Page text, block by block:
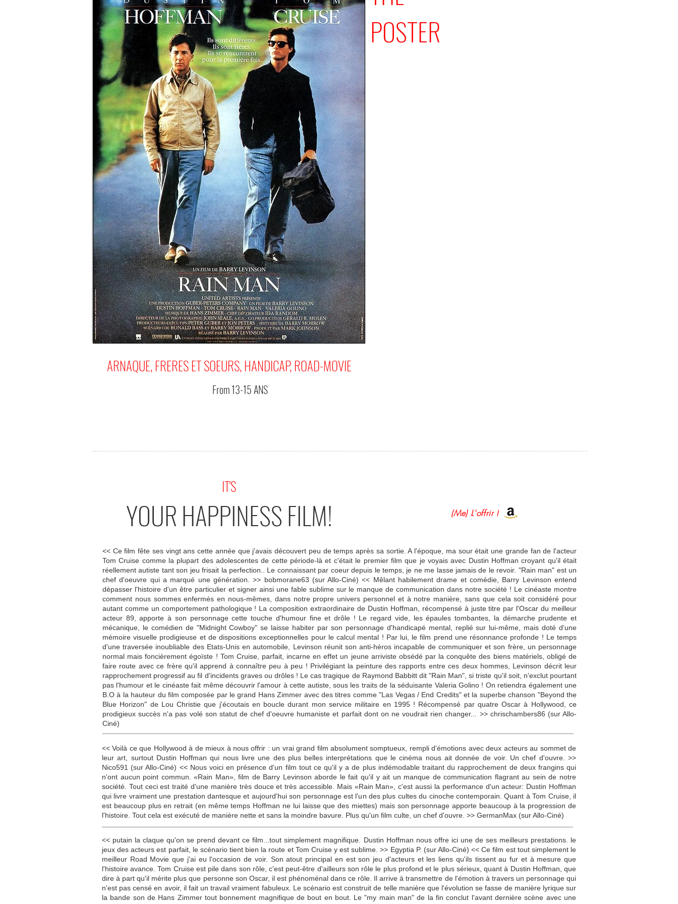
ARNAQUE, FRERES ET SOEURS, HANDICAP, ROAD-MOVIE
From13-15 ANS
POSTER
IT'S
YOUR HAPPINESS FILM! (Me) L'offrir !
<< Ce film fête ses vingt ans cette année que j'avais découvert peu de temps après sa sortie. A l'époque, ma sour était une grande fan de l'acteur
Tom Cruise comme la plupart des adolescentes de cette période-là et c'était le premier film que je voyais avec Dustin Hoffman croyant qu'il était
réellement autiste tant son jeu frisait la perfection.. Le connaissant par coeur depuis le temps, je ne me lasse jamais de le revoir. "Rain man" est un
chef d'oeuvre qui a marqué une génération. >> bobmorane63 (sur Allo-Ciné) << Mêlant habilement drame et comédie, Barry Levinson entend
dépasser l'histoire d'un être particulier et signer ainsi une fable sublime sur le manque de communication dans notre société ! Le cinéaste montre
comment nous sommes enfermés en nous-mêmes, dans notre propre univers personnel et à notre manière, sans que cela soit considéré pour
autant comme un comportement pathologique ! La composition extraordinaire de Dustin Hoffman, récompensé à juste titre par l'Oscar du meilleur
acteur 89, apporte à son personnage cette touche d'humour fine et drôle ! Le regard vide, les épaules tombantes, la démarche prudente et
mécanique, le comédien de "Midnight Cowboy" se laisse habiter par son personnage d'handicapé mental, replié sur lui-même, mais doté d'une
mémoire visuelle prodigieuse et de dispositions exceptionnelles pour le calcul mental ! Par lui, le film prend une résonnance profonde ! Le temps
d'une traversée inoubliable des Etats-Unis en automobile, Levinson réunit son anti-héros incapable de communiquer et son frère, un personnage
normal mais foncièrement égoïste ! Tom Cruise, parfait, incarne en effet un jeune arriviste obsédé par la conquête des biens matériels, obligé de
faire route avec ce frère qu'il apprend à connaître peu à peu ! Privilégiant la peinture des rapports entre ces deux hommes, Levinson décrit leur
rapprochement progressif au fil d'incidents graves ou drôles ! Le cas tragique de Raymond Babbitt dit "Rain Man", si triste qu'il soit, n'exclut pourtant
pas l'humour et le cinéaste fait même découvrir l'amour à cette autiste, sous les traits de la séduisante Valeria Golino ! On retiendra également une
B.O à la hauteur du film composée par le grand Hans Zimmer avec des titres comme "Las Vegas / End Credits" et la superbe chanson "Beyond the
Blue Horizon" de Lou Christie que j'écoutais en boucle durant mon service militaire en 1995 ! Récompensé par quatre Oscar à Hollywood, ce
prodigieux succès n'a pas volé son statut de chef d'oeuvre humaniste et parfait dont on ne voudrait rien changer... >> chrischambers86 (sur Allo-
Ciné)
<< Voilà ce que Hollywood à de mieux à nous offrir : un vrai grand film absolument somptueux, rempli d'émotions avec deux acteurs au sommet de
leur art, surtout Dustin Hoffman qui nous livre une des plus belles interprétations que le cinéma nous ait donnée de voir. Un chef d'ouvre. >>
Nico591 (sur Allo-Ciné) << Nous voici en présence d'un film tout ce qu'il y a de plus indémodable traitant du rapprochement de deux frangins qui
n'ont aucun point commun. «Rain Man», film de Barry Levinson aborde le fait qu'il y ait un manque de communication flagrant au sein de notre
société. Tout ceci est traité d'une manière très douce et très accessible. Mais «Rain Man», c'est aussi la performance d'un acteur: Dustin Hoffman
qui livre vraiment une prestation dantesque et aujourd'hui son personnage est l'un des plus cultes du cinoche contemporain. Quant à Tom Cruise, il
est beaucoup plus en retrait (en même temps Hoffman ne lui laisse que des miettes) mais son personnage apporte beaucoup à la progression de
l'histoire. Tout cela est exécuté de manière nette et sans la moindre bavure. Plus qu'un film culte, un chef d'ouvre. >> GermanMax (sur Allo-Ciné)
<< putain la claque qu'on se prend devant ce film...tout simplement magnifique. Dustin Hoffman nous offre ici une de ses meilleurs prestations. le
jeux des acteurs est parfait, le scénario tient bien la route et Tom Cruise y est sublime. >> Egyptia P. (sur Allo-Ciné) << Ce film est tout simplement le
meilleur Road Movie que j'ai eu l'occasion de voir. Son atout principal en est son jeu d'acteurs et les liens qu'ils tissent au fur et à mesure que
l'histoire avance. Tom Cruise est pile dans son rôle, c'est peut-être d'ailleurs son rôle le plus profond et le plus sérieux, quant à Dustin Hoffman, que
dire à part qu'il mérite plus que personne son Oscar, il est phénoménal dans ce rôle. Il arrive à transmettre de l'émotion à travers un personnage qui
n'est pas censé en avoir, il fait un travail vraiment fabuleux. Le scénario est construit de telle manière que l'évolution se fasse de manière lyrique sur
la bande son de Hans Zimmer tout bonnement magnifique de bout en bout. Le "my main man" de la fin conclut l'avant dernière scène avec une